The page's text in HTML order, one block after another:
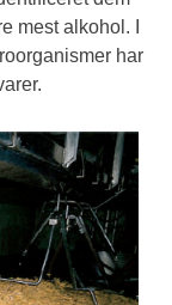
mest alkohol. I
har